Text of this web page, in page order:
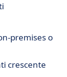
premises o
crescente